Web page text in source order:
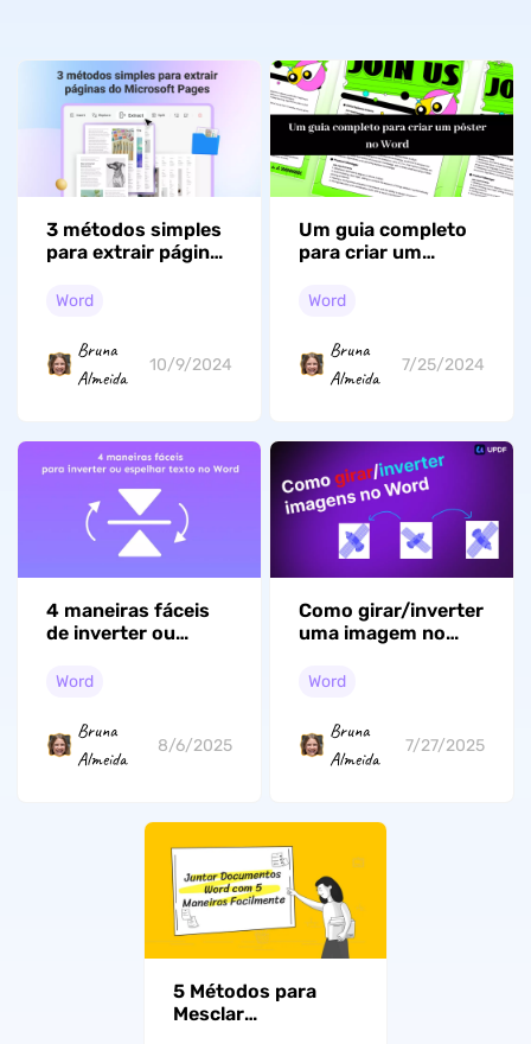
3 métodos simples
para extrair páginas
Word
Bruna
Almeida
10/9/2024
Um guia completo
para criar um
[com modelos]
Word
Bruna
Almeida
7/25/2024
4 maneiras fáceis
de inverter ou
Word com
Word
Bruna
Almeida
8/6/2025
Como girar/inverter
uma imagem no
algumas maneiras
Word
Bruna
Almeida
7/27/2025
5 Métodos para
Mesclar